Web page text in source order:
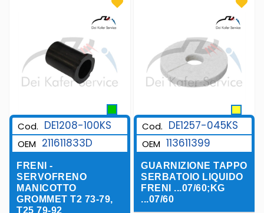
Cod. DE1208-100KS
OEM 211611833D
FRENI -
SERVOFRENO
MANICOTTO
GROMMET T2 73-79,
T25 79-92
Cod. DE1257-045KS
OEM 113611399
GUARNIZIONE TAPPO
SERBATOIO LIQUIDO
FRENI ...07/60;KG
...07/60